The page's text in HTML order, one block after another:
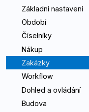
Základní nastavení
Období
Číselníky
Nákup
Zakázky
Workflow
Dohled a ovládání
Budova